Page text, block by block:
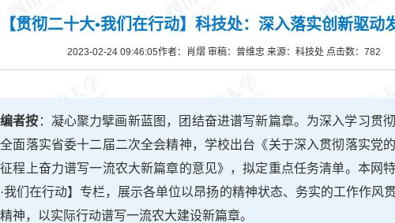
【贯彻二十大•我们在行动】科技处：深入落实创新驱动
2023-02-24 09:46:05作者：肖熠 审稿：曾维忠 来源：科技处 点击数： 782
编者按 ：凝心聚力擘画新蓝图，团结奋进谱写新篇章。为深入学习贯
面落实省委十二届二次全会精神，学校出台《关于深入贯彻落实党的
程上奋力谱写一流农大新篇章的意见》，拟定重点任务清单。本网
我们在行动】专栏，展示各单位以昂扬的精神状态、务实的工作作风
神，以实际行动谱写一流农大建设新篇章。